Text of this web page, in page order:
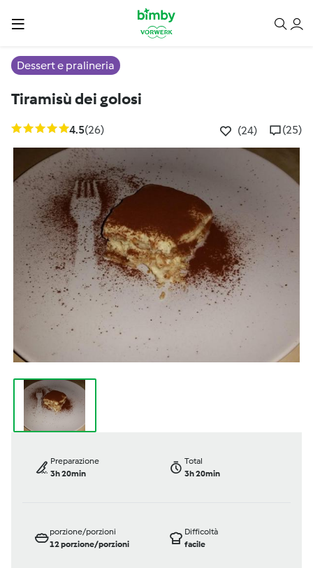
Dessert e pralineria
Tiramisù dei golosi
4.5(26) (24) (25)
Preparazione
3h 20min
Total
3h 20min
porzione/porzioni
12porzione/porzioni
Difficoltà
facile